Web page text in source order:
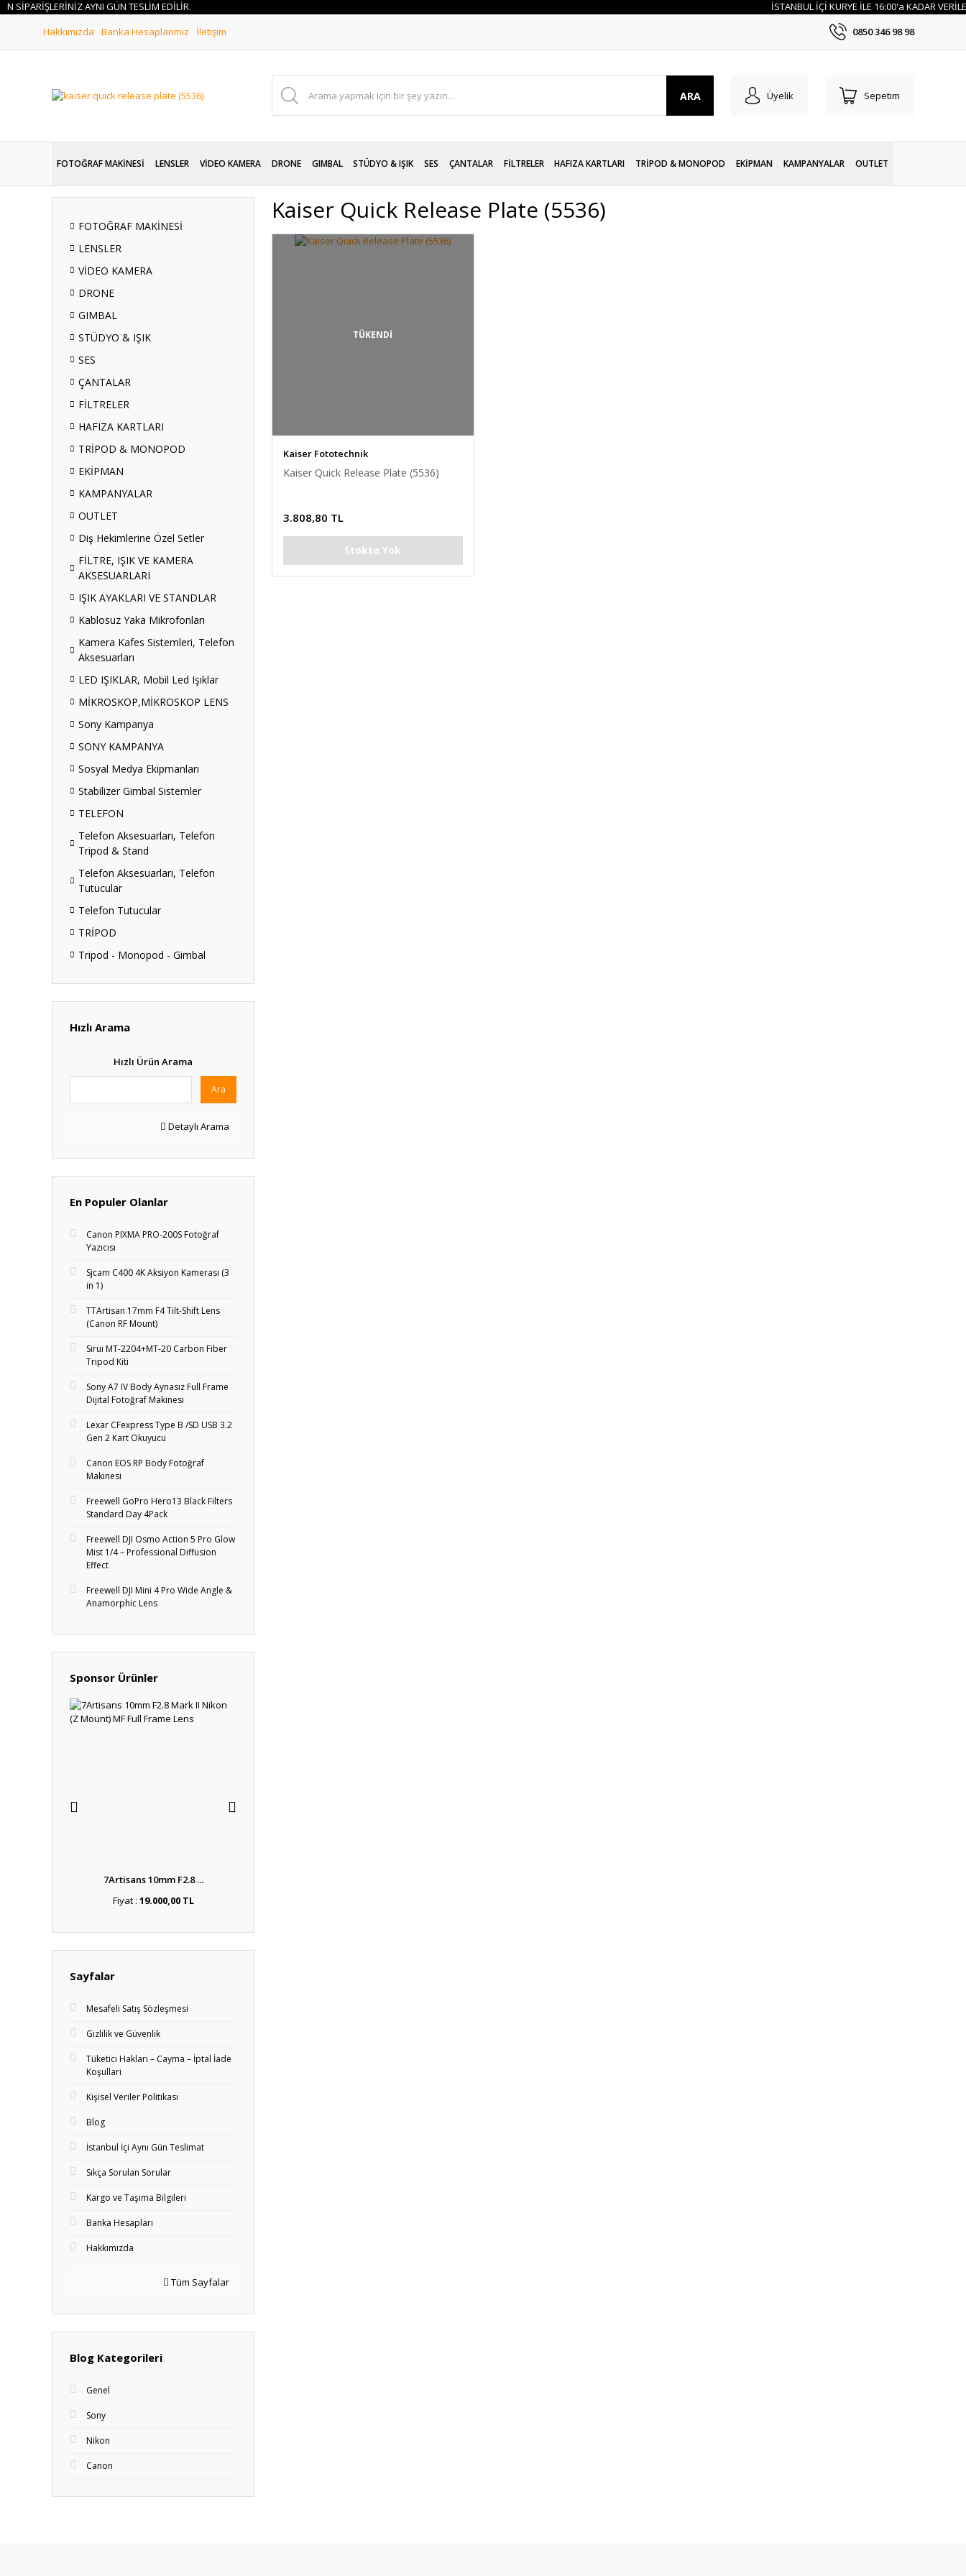
AYNI GÜN TESLİM EDİLİR.
İSTANBUL İÇİ KURYE İLE 16:00'a KADAR VERİLEN
Hakkımızda
Banka Hesaplarımız İletişim 0850 346 98 98
ARA Üyelik Sepetim
FOTOĞRAF MAKİNESİ LENSLER VİDEO KAMERA DRONE GIMBAL STÜDYO & IŞIK SES ÇANTALAR FİLTRELER HAFIZA KARTLARI TRİPOD & MONOPOD EKİPMAN KAMPANYALAR OUTLET
FOTOĞRAF MAKİNESİ
LENSLER
VİDEO KAMERA
DRONE
GIMBAL
STÜDYO & IŞIK
SES
ÇANTALAR
FİLTRELER
HAFIZA KARTLARI
TRİPOD & MONOPOD
EKİPMAN
KAMPANYALAR
OUTLET
Diş Hekimlerine Özel Setler
FİLTRE, IŞIK VE KAMERA
AKSESUARLARI
IŞIK AYAKLARI VE STANDLAR
Kablosuz Yaka Mikrofonları
Kamera Kafes Sistemleri, Telefon
Aksesuarları
LED IŞIKLAR, Mobil Led Işıklar
MİKROSKOP,MİKROSKOP LENS
Sony Kampanya
SONY KAMPANYA
Sosyal Medya Ekipmanları
Stabilizer Gimbal Sistemler
TELEFON
Telefon Aksesuarları, Telefon
Tripod & Stand
Telefon Aksesuarları, Telefon
Tutucular
Telefon Tutucular
TRİPOD
Tripod - Monopod - Gimbal
Hızlı Arama
Hızlı Ürün Arama
Ara
Detaylı Arama
En Populer Olanlar
Canon PIXMA PRO-200S Fotoğraf
Yazıcısı
Sjcam C400 4K Aksiyon Kamerası (3
in 1)
TTArtisan 17mm F4 Tilt-Shift Lens
(Canon RF Mount)
Sirui MT-2204+MT‑20 Carbon Fiber
Tripod Kiti
Sony A7 IV Body Aynasız Full Frame
Dijital Fotoğraf Makinesi
Lexar CFexpress Type B /SD USB 3.2
Gen 2 Kart Okuyucu
Canon EOS RP Body Fotoğraf
Makinesi
Freewell GoPro Hero13 Black Filters
Standard Day 4Pack
Freewell DJI Osmo Action 5 Pro Glow
Mist 1/4 – Professional Diffusion
Effect
Freewell DJI Mini 4 Pro Wide Angle &
Anamorphic Lens
Sponsor Ürünler
7Artisans 10mm F2.8 ...
Fiyat : 19.000,00 TL
Sayfalar
Mesafeli Satış Sözleşmesi
Gizlilik ve Güvenlik
Tüketici Haklari – Cayma – İptal İade
Koşullari
Kişisel Veriler Politikası
Blog
İstanbul İçi Aynı Gün Teslimat
Sıkça Sorulan Sorular
Kargo ve Taşıma Bilgileri
Banka Hesapları
Hakkımızda
Tüm Sayfalar
Blog Kategorileri
Genel
Sony
Nikon
Canon
Kaiser Quick Release Plate (5536)
TÜKENDİ
Kaiser Fototechnik
Kaiser Quick Release Plate (5536)
3.808,80 TL
Stokta Yok